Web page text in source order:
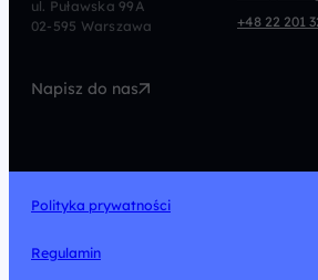
Programmatic
Design
ul. Puławska 99A
02-595 Warszawa
+48 22 201
Napisz do nas
Polityka prywatności
Regulamin